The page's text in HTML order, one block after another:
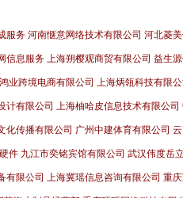
服务 河南惬意网络技术有限公司 河北菱
信息服务 上海朔樱观商贸有限公司 益生
业跨境电商有限公司 上海炳瓴科技有限公
计有限公司 上海柚哈皮信息技术有限公司
化传播有限公司 广州中建体育有限公司
件 九江市奕铭宾馆有限公司 武汉伟度岳
有限公司 上海冀瑶信息咨询有限公司 重